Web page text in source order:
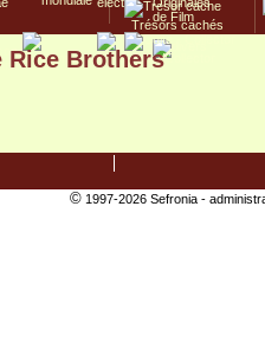
Trésors cachés
Culte/Collector
Rice Brothers
©1997-2026 Sefronia -